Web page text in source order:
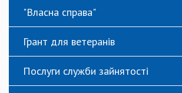
"Власна справа"
Грант для ветеранів
Послуги служби зайнятості